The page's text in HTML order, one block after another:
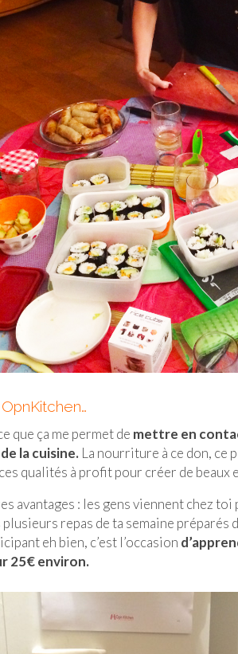
que ça me permet de mettre en
la cuisine. La nourriture à ce don, ce
qualités à profit pour créer de beaux
avantages : les gens viennent chez
plusieurs repas de ta semaine préparés
eh bien, c’est l’occasion
25€ environ.